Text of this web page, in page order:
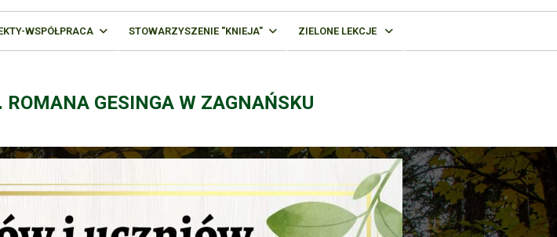
WSPÓŁPRACA STOWARZYSZENIE "KNIEJA" ZIELONE LEKCJE
GESINGA W ZAGNAŃSKU